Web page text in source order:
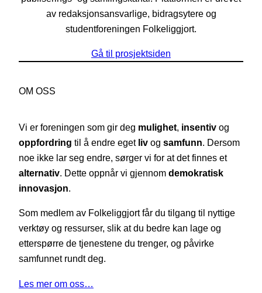
av redaksjonsansvarlige, bidragsytere og
studentforeningen Folkeliggjort.
Gå til prosjektsiden
OM OSS
Vi er foreningen som gir deg mulighet, insentiv og
oppfordring til å endre eget liv og samfunn. Dersom
noe ikke lar seg endre, sørger vi for at det finnes et
alternativ. Dette oppnår vi gjennom demokratisk
innovasjon.
Som medlem av Folkeliggjort får du tilgang til nyttige
verktøy og ressurser, slik at du bedre kan lage og
etterspørre de tjenestene du trenger, og påvirke
samfunnet rundt deg.
Les mer om oss…